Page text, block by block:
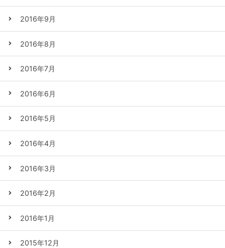
2016年9月
2016年8月
2016年7月
2016年6月
2016年5月
2016年4月
2016年3月
2016年2月
2016年1月
2015年12月